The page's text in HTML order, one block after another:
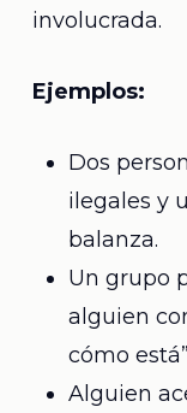
involucrada.
Ejemplos:
Dos
ilegales y
balanza.
Un grupo
alguien
cómo
Alguien